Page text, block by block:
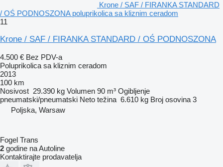
Krone / SAF / FIRANKA STANDARD
/ OŚ PODNOSZONA poluprikolica sa kliznim ceradom
11
Krone / SAF / FIRANKA STANDARD / OŚ PODNOSZONA
4.500 € Bez PDV-a
Poluprikolica sa kliznim ceradom
2013
100 km
Nosivost 29.390 kg Volumen 90 m³ Ogibljenje
pneumatski/pneumatski Neto težina 6.610 kg Broj osovina 3
Poljska, Warsaw
Fogel Trans
2 godine na Autoline
Kontaktirajte prodavatelja